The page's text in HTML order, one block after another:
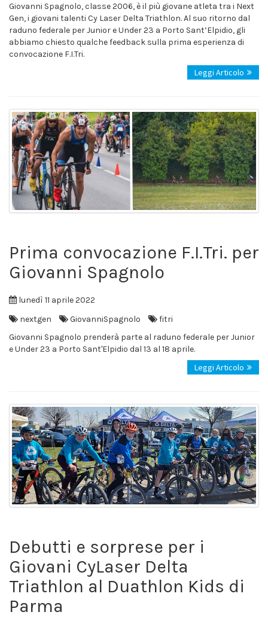
Giovanni Spagnolo, classe 2006, è il più giovane atleta tra i Next
Gen, i giovani talenti Cy Laser Delta Triathlon. Al suo ritorno dal
raduno federale per Junior e Under 23 a Porto Sant’Elpidio, gli
abbiamo chiesto qualche feedback sulla prima esperienza di
convocazione F.I.Tri.
Leggi Articolo
Prima convocazione F.I.Tri. per
Giovanni Spagnolo
lunedì 11 aprile 2022
nextgen
GiovanniSpagnolo
fitri
Giovanni Spagnolo prenderà parte al raduno federale per Junior
e Under 23 a Porto Sant'Elpidio dal 13 al 18 aprile.
Leggi Articolo
Debutti e sorprese per i
Giovani CyLaser Delta
Triathlon al Duathlon Kids di
Parma